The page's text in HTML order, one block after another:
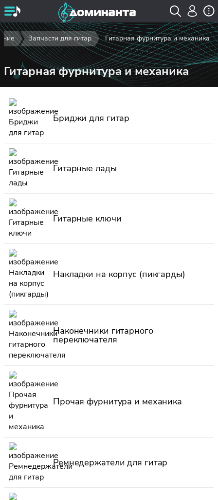
Запчасти для гитар Гитарная фурнитура и механика
Гитарная фурнитура и механика
Бриджи для гитар
Гитарные лады
Гитарные ключи
Накладки на корпус (пикгарды)
Наконечники гитарного
переключателя
Прочая фурнитура и механика
Ремнедержатели для гитар